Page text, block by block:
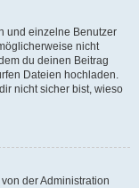
und einzelne Benutzer
nicht
du deinen Beitrag
Dateien hochladen.
nicht sicher bist, wieso
der Administration